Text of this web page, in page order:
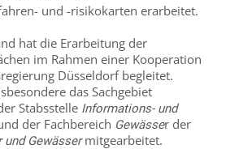
und -risikokarten erarbeitet.
hat die Erarbeitung der
im Rahmen einer Kooperation
Düsseldorf begleitet.
das Sachgebiet
Stabsstelle Informations- und
der Fachbereich Gewässer der
Gewässermitgearbeitet.